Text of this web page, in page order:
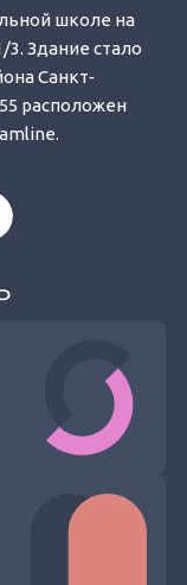
школе на
3. Здание стало
Санкт‐
расположен